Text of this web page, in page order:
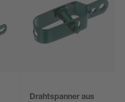
Drahtspanner aus